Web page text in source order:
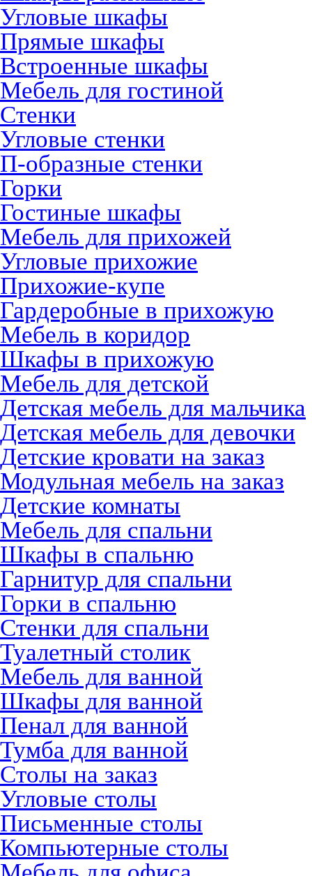
Угловые шкафы
Прямые шкафы
Встроенные шкафы
Мебель для гостиной
Стенки
Угловые стенки
П-образные стенки
Горки
Гостиные шкафы
Мебель для прихожей
Угловые прихожие
Прихожие-купе
Гардеробные в прихожую
Мебель в коридор
Шкафы в прихожую
Мебель для детской
Детская мебель для мальчика
Детская мебель для девочки
Детские кровати на заказ
Модульная мебель на заказ
Детские комнаты
Мебель для спальни
Шкафы в спальню
Гарнитур для спальни
Горки в спальню
Стенки для спальни
Туалетный столик
Мебель для ванной
Шкафы для ванной
Пенал для ванной
Тумба для ванной
Столы на заказ
Угловые столы
Письменные столы
Компьютерные столы